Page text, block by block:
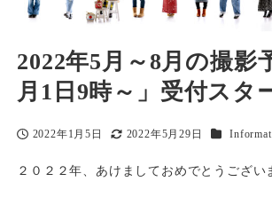
2022年5月～8月の撮影
月1日9時～」受付ス
投稿日
2022年1月5日
更新日
2022年5月29日 カテゴリー
２０２２年、あけましておめでとうござい